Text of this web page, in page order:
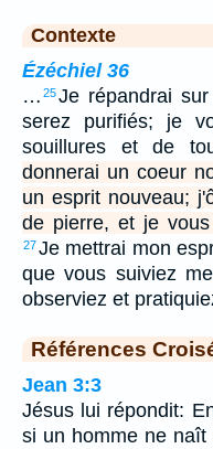
Contexte
Ézéchiel 36
… 25Je répandrai
serez purifiés; je
souillures et de
donnerai un coeur
un esprit nouveau;
de pierre, et je
27Je mettrai mon
que vous suiviez
observiez et
Références
Jean 3:3
Jésus lui répondit:
si un homme ne